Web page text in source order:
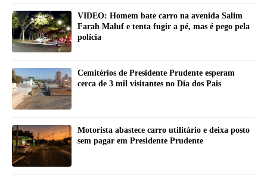
VIDEO: Homem bate carro na avenida Salim
Farah Maluf e tenta fugir a pé, mas é pego pela
polícia
Cemitérios de Presidente Prudente esperam
cerca de 3 mil visitantes no Dia dos Pais
Motorista abastece carro utilitário e deixa posto
sem pagar em Presidente Prudente